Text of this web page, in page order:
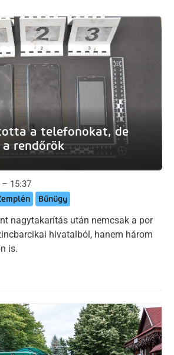
a telefonokat, de
rendőrök
– 15:37
Bűnügy
nagytakarítás után nemcsak a por
hivatalból, hanem három
is.